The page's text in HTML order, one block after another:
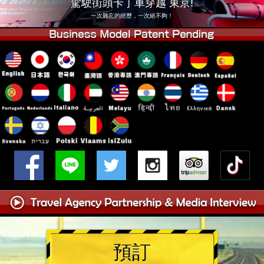
東京 淺草 大阪
沖繩
駕駛街頭卡丁車穿越 東京!
一次難忘的經歷，一次絕不夠！
預訂